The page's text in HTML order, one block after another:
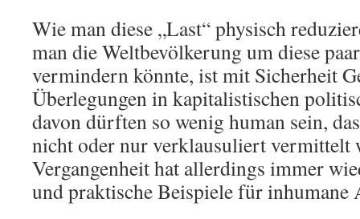
Wie man diese „Last“ physisch
man die Weltbevölkerung um diese
vermindern könnte, ist mit Sicherheit
Überlegungen in kapitalistischen
davon dürften so wenig human sein,
nicht oder nur verklausuliert vermittelt
Vergangenheit hat allerdings immer
und praktische Beispiele für inhumane